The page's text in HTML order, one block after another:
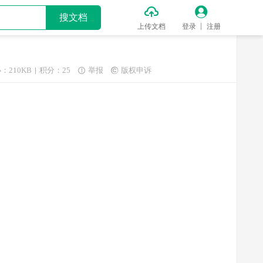
搜文档 
上传文档

登录 注册
210KB 积分：25  举报  版权申诉